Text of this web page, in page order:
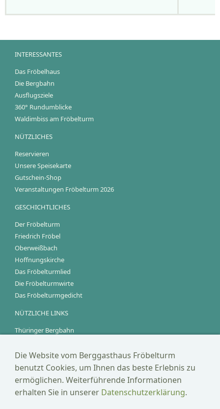
INTERESSANTES
Das Fröbelhaus
Die Bergbahn
Ausflugsziele
360° Rundumblicke
Waldimbiss am Fröbelturm
NÜTZLICHES
Reservieren
Unsere Speisekarte
Gutschein-Shop
Veranstaltungen Fröbelturm 2026
GESCHICHTLICHES
Der Fröbelturm
Friedrich Fröbel
Oberweißbach
Hoffnungskirche
Das Fröbelturmlied
Die Fröbelturmwirte
Das Fröbelturmgedicht
NÜTZLICHE LINKS
Thüringer Bergbahn
Glasapparatemuseum Cursdorf
Likörfabrik Rudolf Trapp
Goldwaschen im Schwarzatal
Steilste Straße in Deesbach
Die Website vom Berggasthaus Fröbelturm
benutzt Cookies, um Ihnen das beste Erlebnis zu
ermöglichen. Weiterführende Informationen
erhalten Sie in unserer Datenschutzerklärung.